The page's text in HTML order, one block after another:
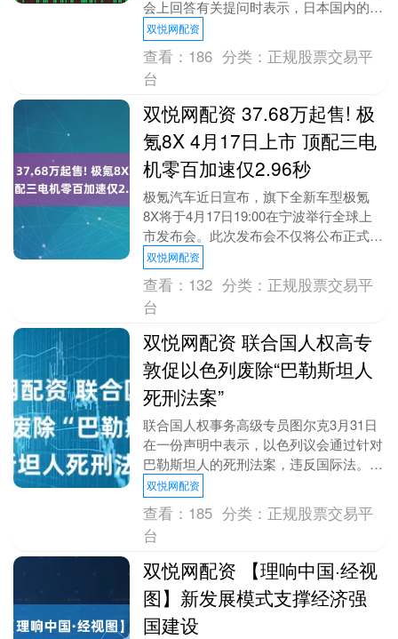
会上回答有关提问时表示，日本国内的很
多有识之士都在反思日本的内政外交政
策，围绕“慰安....
双悦网配资
查看： 186 分类： 正规股票交易平
台
双悦网配资 37.68万起售! 极
氪8X 4月17日上市 顶配三电
机零百加速仅2.96秒
极氪汽车近日宣布，旗下全新车型极氪
8X将于4月17日19:00在宁波举行全球上
市发布会。此次发布会不仅将公布正式售
价，预售期间的专属权益也将在价格揭晓
后同步终止....
双悦网配资
查看： 132 分类： 正规股票交易平
台
双悦网配资 联合国人权高专
敦促以色列废除“巴勒斯坦人
死刑法案”
联合国人权事务高级专员图尔克3月31日
在一份声明中表示，以色列议会通过针对
巴勒斯坦人的死刑法案，违反国际法。
图尔克说：“以色列议会批准该法案令人
深感失望。这显....
双悦网配资
查看： 185 分类： 正规股票交易平
台
双悦网配资 【理响中国·经视
图】新发展模式支撑经济强
国建设